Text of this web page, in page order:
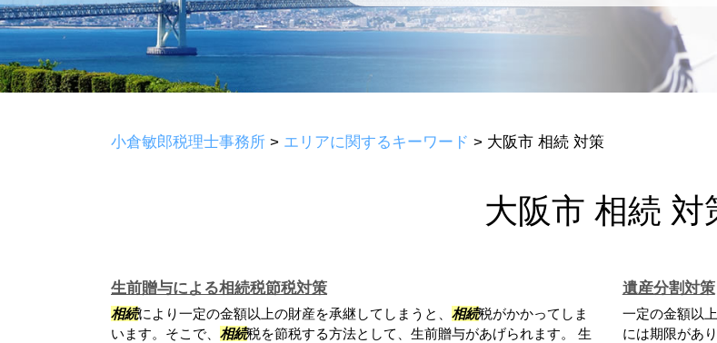
小倉敏郎税理士事務所 > エリアに関するキーワード > 大阪市 相続 対策
大阪市 相続 対
生前贈与による相続税節税対策
相続により一定の金額以上の財産を承継してしまうと、 相続税がかかってしま
います。そこで、 相続税を節税する方法として、生前贈与があげられます。 生
遺産分割対策
一定の金額以
には期限があり